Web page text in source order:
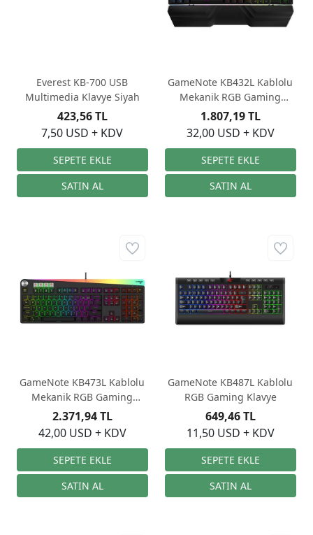
Everest KB-700 USB
Multimedia Klavye Siyah
7,50 USD + KDV
423,56 TL
GameNote KB432L Kablolu
Mekanik RGB Gaming
Klavye
32,00 USD + KDV
1.807,19 TL
GameNote KB473L Kablolu
Mekanik RGB Gaming
Klavye
42,00 USD + KDV
2.371,94 TL
GameNote KB487L Kablolu
RGB Gaming Klavye
11,50 USD + KDV
649,46 TL